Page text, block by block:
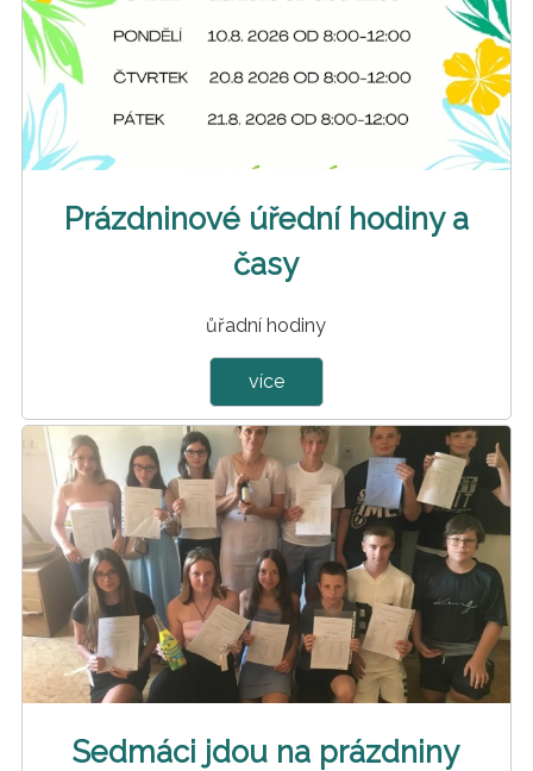
Prázdninové úřední hodiny a
časy
ůřadní hodiny
více
Sedmáci jdou na prázdniny